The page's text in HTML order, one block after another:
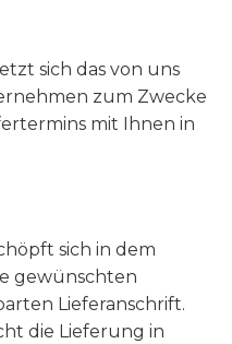
sich das von uns
zum Zwecke
mit Ihnen in
sich in dem
gewünschten
Lieferanschrift.
die Lieferung in